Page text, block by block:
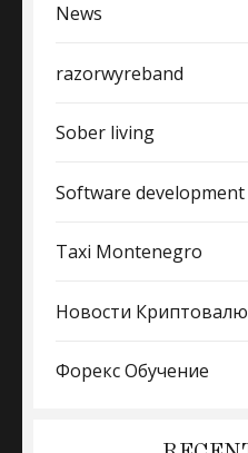
News
razorwyreband
Sober living
Software development
Taxi Montenegro
Новости
Форекс Обучение